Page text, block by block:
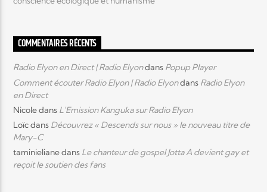
COMMENTAIRES RÉCENTS
Radio Elyon en Direct | Radio Elyondans Popup Player
Comment écouter Radio Elyon | Radio Elyondans Radio Elyon
en Direct
Nicoledans L’Emission Kanguka sur Radio Elyon
Loïcdans Découvrez « Descends sur nous » le nouveau titre de
Mary-C
taminielianedans Le chanteur de gospel Jotta A devient gay et
reçoit le soutien des fans